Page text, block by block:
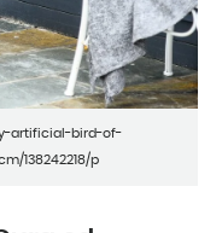
artificial-bird-of-
138242218/p